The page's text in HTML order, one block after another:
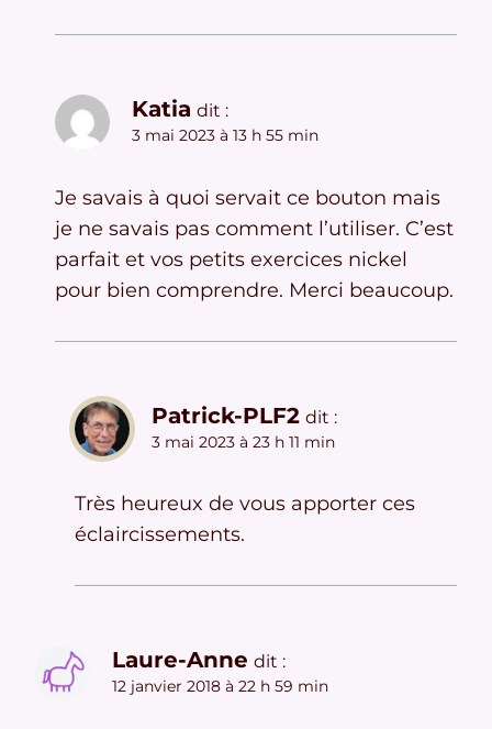
Katia dit :
3 mai 2023 à 13 h 55 min
Je savais à quoi servait ce bouton mais
je ne savais pas comment l’utiliser. C’est
parfait et vos petits exercices nickel
pour bien comprendre. Merci beaucoup.
Patrick-PLF2 dit :
3 mai 2023 à 23 h 11 min
Très heureux de vous apporter ces
éclaircissements.
Laure-Anne dit :
12 janvier 2018 à 22 h 59 min